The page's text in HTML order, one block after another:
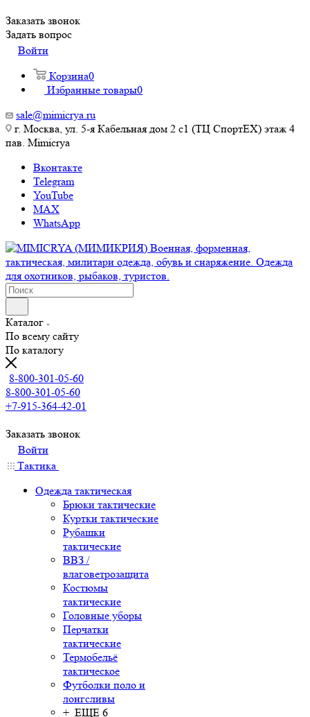
Заказать звонок
Задать вопрос
Войти
Корзина0
Избранные товары0
sale@mimicrya.ru
г. Москва, ул. 5-я Кабельная дом 2 с1 (ТЦ СпортEX) этаж 4
пав. Mimicrya
Вконтакте
Telegram
YouTube
MAX
WhatsApp
Каталог
По всему сайту
По каталогу
8-800-301-05-60
8-800-301-05-60
+7-915-364-42-01
Заказать звонок
Войти
Тактика
Одежда тактическая
Брюки тактические
Куртки тактические
Рубашки
тактические
ВВЗ /
влаговетрозащита
Костюмы
тактические
Головные уборы
Перчатки
тактические
Термобельё
тактическое
Футболки поло и
лонгсливы
+ ЕЩЕ 6